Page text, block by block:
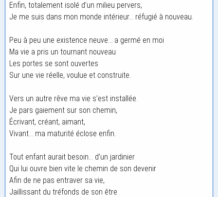
Enfin, totalement isolé d’un milieu pervers,
Je me suis dans mon monde intérieur… réfugié à nouveau.
Peu à peu une existence neuve… a germé en moi
Ma vie a pris un tournant nouveau
Les portes se sont ouvertes
Sur une vie réelle, voulue et construite.
Vers un autre rêve ma vie s’est installée.
Je pars gaiement sur son chemin,
Écrivant, créant, aimant,
Vivant… ma maturité éclose enfin.
Tout enfant aurait besoin… d’un jardinier
Qui lui ouvre bien vite le chemin de son devenir
Afin de ne pas entraver sa vie,
Jaillissant du tréfonds de son être